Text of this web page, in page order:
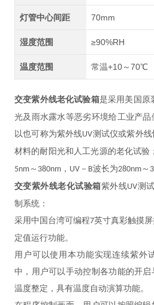
灯管中心间距 70mm
湿度范围 ≥90%RH
温度范围 常温+10～70℃
交变紫外线老化试验箱是采用美国原
光及雨水露水等恶劣环境给工业产
以也可称为紫外线UV测试仪或紫外
材料的耐阳光和人工光源的老化试验
5nm～ 380nm， UV－ B波长为280nm～
交变紫外线老化试验箱紫外线UV测
制系统：
采用中国台湾可编程7英寸真彩触摸
定值运行功能。
用户可以使用本功能实现连续紫外
中，用户可以手动控制各功能的开
温度整定，具有温度自动演算功能。